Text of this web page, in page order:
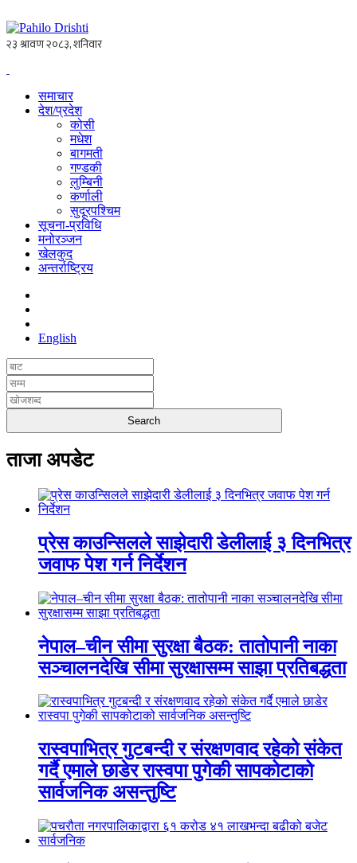
समाचार
देश/प्रदेश
कोसी
मधेश
बागमती
गण्डकी
लुम्बिनी
कर्णाली
सुदूरपश्चिम
सूचना-प्रविधि
मनोरञ्जन
खेलकुद
अन्तर्राष्ट्रिय
English
ताजा अपडेट
प्रेस काउन्सिलले साझेदारी डेलीलाई ३ दिनभित्र
जवाफ पेश गर्न निर्देशन
नेपाल–चीन सीमा सुरक्षा बैठक: तातोपानी नाका
सञ्चालनदेखि सीमा सुरक्षासम्म साझा प्रतिबद्धता
रास्वपाभित्र गुटबन्दी र संरक्षणवाद रहेको संकेत
गर्दै एमाले छाडेर रास्वपा पुगेकी सापकोटाको
सार्वजनिक असन्तुष्टि